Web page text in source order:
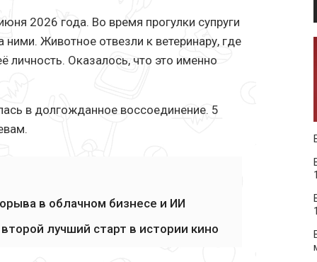
2026 года. Во время прогулки супруги
Животное отвезли к ветеринару, где
Оказалось, что это именно
в долгожданное воссоединение. 5
в облачном бизнесе и ИИ
лучший старт в истории кино